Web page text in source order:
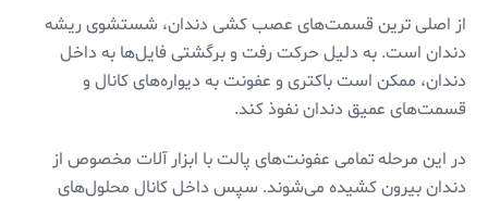
از اصلی ترین قسمت‌های عصب کشی دندان، شستشوی ریشه
دندان است. به دلیل حرکت رفت و برگشتی فایل‌ها به داخل
دندان، ممکن است باکتری و عفونت به دیواره‌های کانال و
قسمت‌های عمیق دندان نفوذ کند.
در این مرحله تمامی عفونت‌های پالت با ابزار آلات مخصوص از
دندان بیرون کشیده می‌شوند. سپس داخل کانال محلول‌های